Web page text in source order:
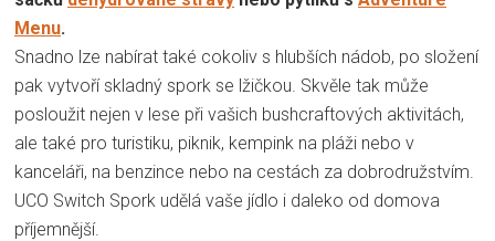
Menu.
Snadno lze nabírat také cokoliv s hlubších nádob, po složení
pak vytvoří skladný spork se lžičkou. Skvěle tak může
posloužit nejen v lese při vašich bushcraftových aktivitách,
ale také pro turistiku, piknik, kempink na pláži nebo v
kanceláři, na benzince nebo na cestách za dobrodružstvím.
UCO Switch Spork udělá vaše jídlo i daleko od domova
příjemnější.